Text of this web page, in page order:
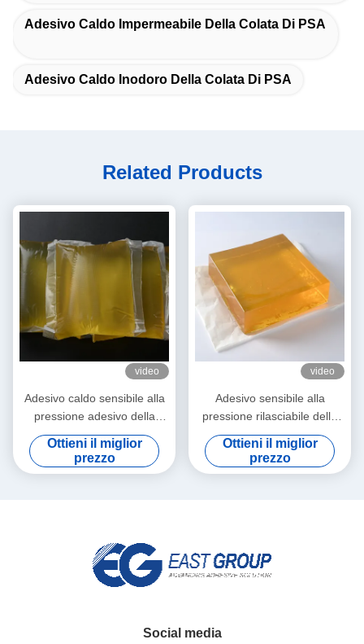
Adesivo Caldo Impermeabile Della Colata Di PSA
Adesivo Caldo Inodoro Della Colata Di PSA
Related Products
video
Adesivo caldo sensibile alla
pressione adesivo della
colata dell'etichetta della
colata calda autoadesiva di
PSA
Ottieni il miglior
prezzo
video
Adesivo sensibile alla
pressione rilasciabile della
colla calda impermeabile per
la carta della decorazione
della parete 3d
Ottieni il miglior
prezzo
Social media